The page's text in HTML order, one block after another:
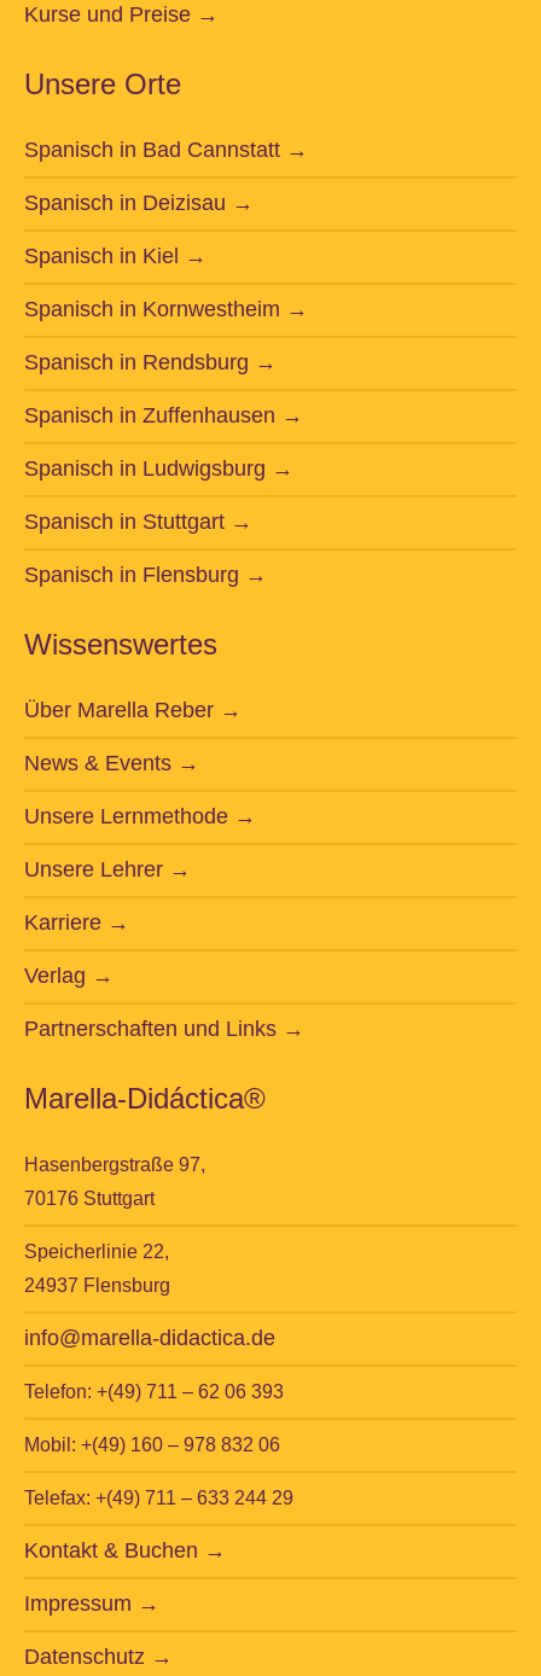
Kurse und Preise →
Unsere Orte
Spanisch in Bad Cannstatt →
Spanisch in Deizisau →
Spanisch in Kiel →
Spanisch in Kornwestheim →
Spanisch in Rendsburg →
Spanisch in Zuffenhausen →
Spanisch in Ludwigsburg →
Spanisch in Stuttgart →
Spanisch in Flensburg →
Wissenswertes
Über Marella Reber →
News & Events →
Unsere Lernmethode →
Unsere Lehrer →
Karriere →
Verlag →
Partnerschaften und Links →
Marella-Didáctica®
Hasenbergstraße 97,
70176 Stuttgart
Speicherlinie 22,
24937 Flensburg
info@marella-didactica.de
Telefon: +(49) 711 – 62 06 393
Mobil: +(49) 160 – 978 832 06
Telefax: +(49) 711 – 633 244 29
Kontakt & Buchen →
Impressum →
Datenschutz →